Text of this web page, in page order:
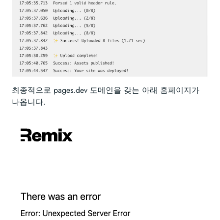
최종적으로 pages.dev 도메인을 갖는 아래 홈페이지가
나옵니다.